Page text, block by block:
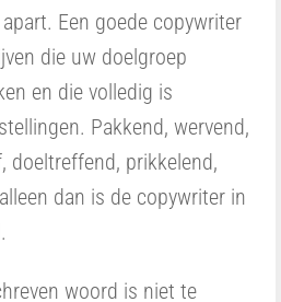
Een goede copywriter
die uw doelgroep
en die volledig is
Pakkend, wervend,
doeltreffend, prikkelend,
dan is de copywriter in
woord is niet te